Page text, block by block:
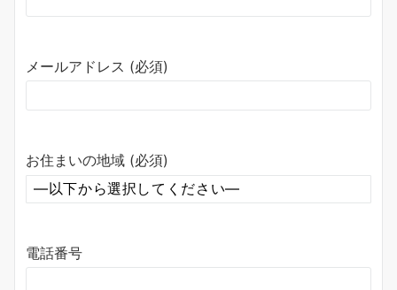
メールアドレス (必須)
お住まいの地域 (必須)
電話番号